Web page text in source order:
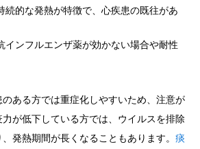
続的な発熱が特徴で、心疾患の既往があ
インフルエンザ薬が効かない場合や耐性
ある方では重症化しやすいため、注意が
が低下している方では、ウイルスを排除
発熱期間が長くなることもあります。 痰